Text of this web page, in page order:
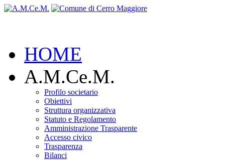
HOME
A.M.Ce.M.
Profilo societario
Obiettivi
Struttura organizzativa
Statuto e Regolamento
Amministrazione Trasparente
Accesso civico
Trasparenza
Bilanci